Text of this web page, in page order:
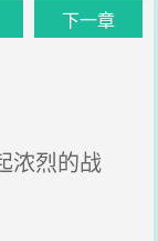
下一章
浓烈的战